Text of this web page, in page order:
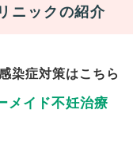
ニックの紹介
染症対策はこちら
メイド不妊治療